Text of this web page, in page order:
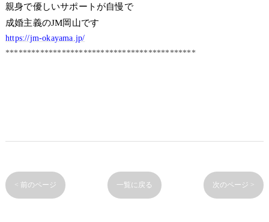
親身で優しいサポートが自慢で
成婚主義のJM岡山です
https://jm-okayama.jp/
********************************************
< 前のページ 一覧に戻る 次のページ >